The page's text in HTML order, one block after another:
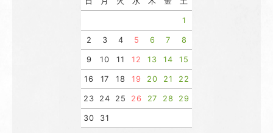
1
2 3 4 5 6 7 8
9 10 11 12 13 14 15
16 17 18 19 20 21 22
23 24 25 26 27 28 29
30 31